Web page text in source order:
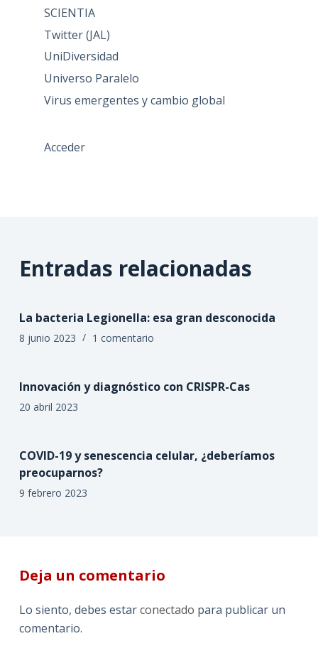
SCIENTIA
Twitter (JAL)
UniDiversidad
Universo Paralelo
Virus emergentes y cambio global
Acceder
Entradas relacionadas
La bacteria Legionella: esa gran desconocida
8 junio 2023 1 comentario
Innovación y diagnóstico con CRISPR-Cas
20 abril 2023
COVID-19 y senescencia celular, ¿deberíamos
preocuparnos?
9 febrero 2023
Deja un comentario
Lo siento, debes estarconectado para publicar un
comentario.